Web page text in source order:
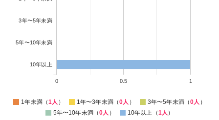
3年〜5年未満
5年〜10年未満
10年以上
0 0.5 1
1年未満（1人 ） 1年〜3年未満（0人 ） 3年〜5年未満（0人 ）
5年〜10年未満（0人 ） 10年以上（1人 ）